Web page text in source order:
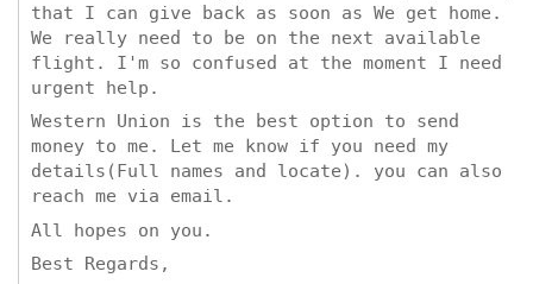
that I can give back as soon as We get home.
We really need to be on the next available
flight. I'm so confused at the moment I need
urgent help.
Western Union is the best option to send
money to me. Let me know if you need my
details(Full names and locate). you can also
reach me via email.
All hopes on you.
Best Regards,